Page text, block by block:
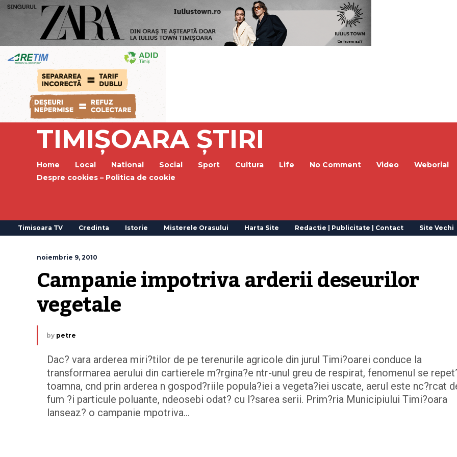
TIMIȘOARA ȘTIRI
Home Local National Social Sport Cultura Life No Comment Video
Weborial
Despre cookies – Politica de cookie
Timisoara TV Credinta Istorie Misterele Orasului Harta Site Redactie | Publicitate | Contact Site Vechi
noiembrie 9, 2010
Campanie impotriva arderii deseurilor
vegetale
by petre
Dac? vara arderea miri?tilor de pe terenurile agricole din jurul Timi?oarei conduce la
transformarea aerului din cartierele m?rgina?e ntr-unul greu de respirat, fenomenul se
toamna, cnd prin arderea n gospod?riile popula?iei a vegeta?iei uscate, aerul este nc?rcat
fum ?i particule poluante, ndeosebi odat? cu l?sarea serii. Prim?ria Municipiului Timi?oara
lanseaz? o campanie mpotriva…